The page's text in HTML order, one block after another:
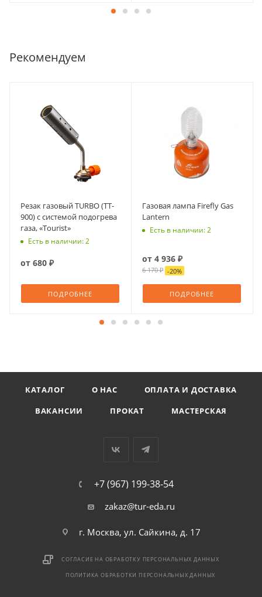
Рекомендуем
Резак газовый TURBO (TT-
900) с системой подогрева
газа, «Tourist»
Есть в наличии: 2
от 680 ₽
ПОДРОБНЕЕ
Газовая лампа Firefly Gas
Lantern
Есть в наличии: 2
от 4 936 ₽
6 170 ₽ -20%
ПОДРОБНЕЕ
КАТАЛОГ О НАС
ОПЛАТА И ДОСТАВКА
ВАКАНСИИ
ПРОКАТ МАСТЕРСКАЯ
+7 (967) 199-38-54
zakaz@tur-eda.ru
г. Москва, ул. Сайкина, д. 17
СОГЛАСИЕ НА ОБРАБОТКУ ПЕРСОНАЛЬНЫХ ДАННЫХ
ПОЛИТИКА ОБРАБОТКИ ПЕРСОНАЛЬНЫХ ДАННЫХ